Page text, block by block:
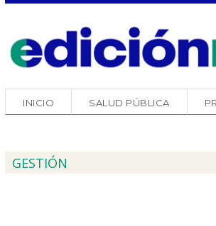
INICIO SALUD PÚBLICA
GESTIÓN